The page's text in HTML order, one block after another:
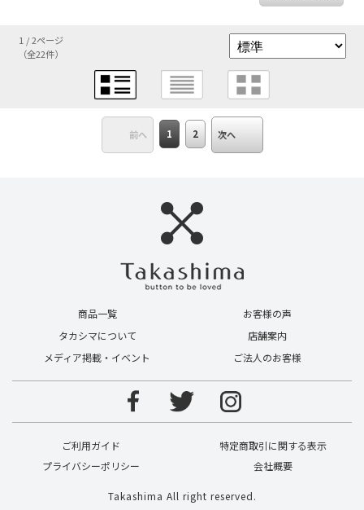
1 / 2ページ
（全22件）
前へ 1 2 次へ
商品一覧
お客様の声
タカシマについて
店舗案内
メディア掲載・イベント
ご法人のお客様
ご利用ガイド
特定商取引に関する表示
プライバシーポリシー
会社概要
Takashima All right reserved.